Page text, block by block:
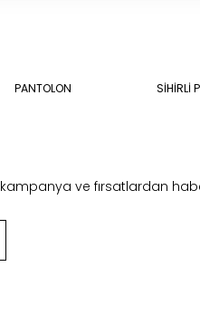
PANTOLON SİHİRLİ
ve fırsatlardan